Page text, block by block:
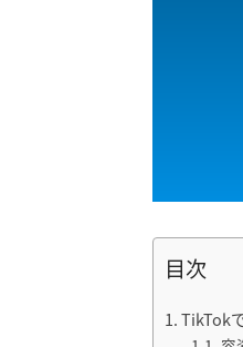
目次
TikTok